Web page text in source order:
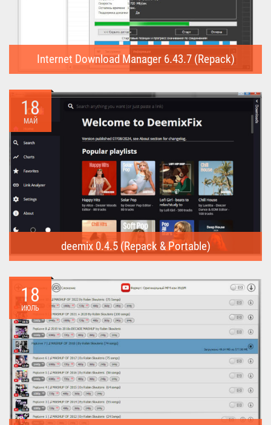
Internet Download Manager 6.43.7 (Repack)
предназначена для...
18
МАЙ
deemix 0.4.5 (Repack & Portable)
треки...
18
ИЮЛЬ